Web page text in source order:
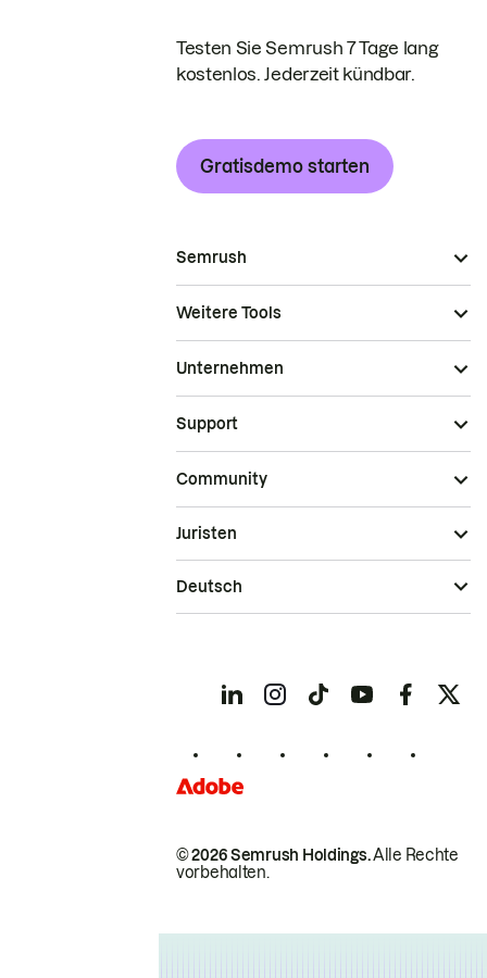
Testen Sie Semrush 7 Tage lang
kostenlos. Jederzeit kündbar.
Gratisdemo starten
Semrush
Weitere Tools
Unternehmen
Support
Community
© 2026 Semrush Holdings.Alle Rechte
vorbehalten.
Juristen
Deutsch